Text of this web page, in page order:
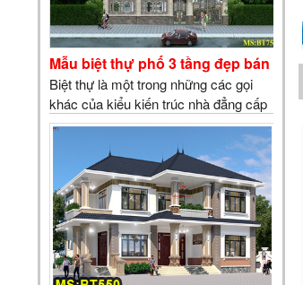
Mẫu biệt thự phố 3 tầng đẹp bán cổ
Biệt thự là một trong những các gọi
khác của kiểu kiến trúc nhà đẳng cấp
với diện tích rộng và những đường
uống công của tổng thể ngôi nhà mà
quý khách chiêm ngưỡng sau đây là
thể hiện một đượ…